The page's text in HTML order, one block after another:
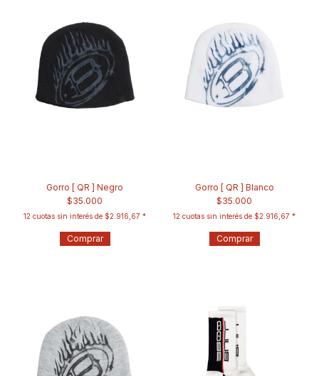
Gorro [ QR ] Negro
$35.000
12 cuotas sin interés de $2.916,67
Comprar
Gorro [ QR ] Blanco
$35.000
12 cuotas sin interés de $2.916,67
Comprar